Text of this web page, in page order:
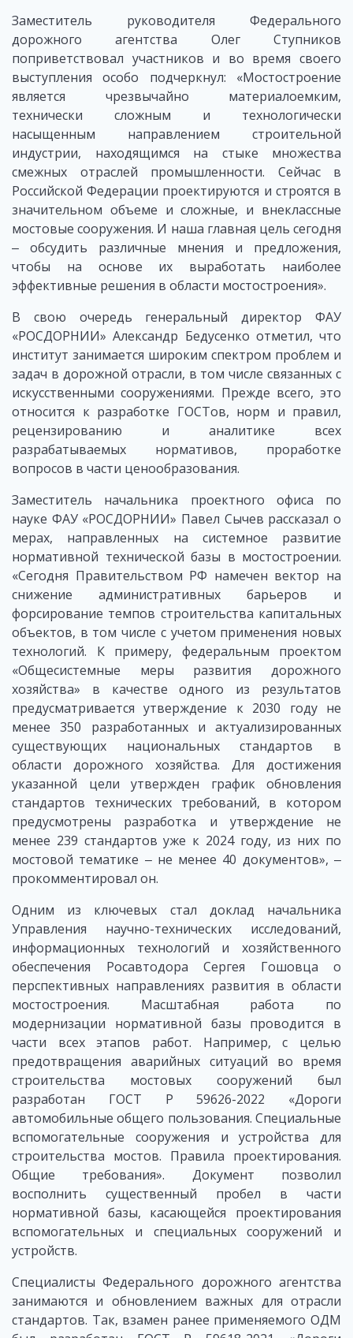
Заместитель руководителя Федерального
дорожного агентства Олег Ступников
поприветствовал участников и во время своего
выступления особо подчеркнул: «Мостостроение
является чрезвычайно материалоемким,
технически сложным и технологически
насыщенным направлением строительной
индустрии, находящимся на стыке множества
смежных отраслей промышленности. Сейчас в
Российской Федерации проектируются и строятся в
значительном объеме и сложные, и внеклассные
мостовые сооружения. И наша главная цель сегодня
‒ обсудить различные мнения и предложения,
чтобы на основе их выработать наиболее
эффективные решения в области мостостроения».
В свою очередь генеральный директор ФАУ
«РОСДОРНИИ» Александр Бедусенко отметил, что
институт занимается широким спектром проблем и
задач в дорожной отрасли, в том числе связанных с
искусственными сооружениями. Прежде всего, это
относится к разработке ГОСТов, норм и правил,
рецензированию и аналитике всех
разрабатываемых нормативов, проработке
вопросов в части ценообразования.
Заместитель начальника проектного офиса по
науке ФАУ «РОСДОРНИИ» Павел Сычев рассказал о
мерах, направленных на системное развитие
нормативной технической базы в мостостроении.
«Сегодня Правительством РФ намечен вектор на
снижение административных барьеров и
форсирование темпов строительства капитальных
объектов, в том числе с учетом применения новых
технологий. К примеру, федеральным проектом
«Общесистемные меры развития дорожного
хозяйства» в качестве одного из результатов
предусматривается утверждение к 2030 году не
менее 350 разработанных и актуализированных
существующих национальных стандартов в
области дорожного хозяйства. Для достижения
указанной цели утвержден график обновления
стандартов технических требований, в котором
предусмотрены разработка и утверждение не
менее 239 стандартов уже к 2024 году, из них по
мостовой тематике ‒ не менее 40 документов», ‒
прокомментировал он.
Одним из ключевых стал доклад начальника
Управления научно-технических исследований,
информационных технологий и хозяйственного
обеспечения Росавтодора Сергея Гошовца о
перспективных направлениях развития в области
мостостроения. Масштабная работа по
модернизации нормативной базы проводится в
части всех этапов работ. Например, с целью
предотвращения аварийных ситуаций во время
строительства мостовых сооружений был
разработан ГОСТ Р 59626-2022 «Дороги
автомобильные общего пользования. Специальные
вспомогательные сооружения и устройства для
строительства мостов. Правила проектирования.
Общие требования». Документ позволил
восполнить существенный пробел в части
нормативной базы, касающейся проектирования
вспомогательных и специальных сооружений и
устройств.
Специалисты Федерального дорожного агентства
занимаются и обновлением важных для отрасли
стандартов. Так, взамен ранее применяемого ОДМ